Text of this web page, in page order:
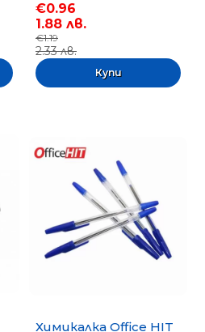
€0.96
1.88 лв.
€1.19
2.33 лв.
Химикалка Office HIT